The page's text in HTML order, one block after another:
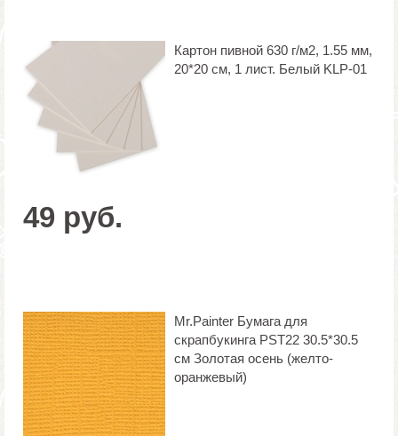
Картон пивной 630 г/м2, 1.55 мм,
20*20 см, 1 лист. Белый KLP-01
49 руб.
Mr.Painter Бумага для
скрапбукинга PST22 30.5*30.5
см Золотая осень (желто-
оранжевый)